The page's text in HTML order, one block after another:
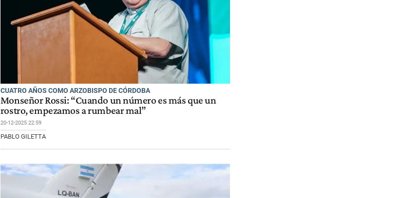
CUATRO AÑOS COMO ARZOBISPO DE CÓRDOBA
Monseñor Rossi: “Cuando un número es más que un
rostro, empezamos a rumbear mal”
20-12-2025 22:59
PABLO GILETTA